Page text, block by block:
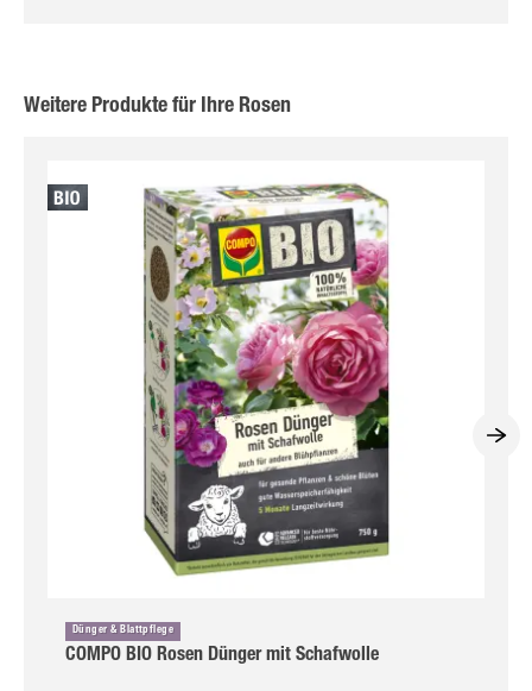
Weitere Produkte für Ihre Rosen
Dünger & Blattpflege
COMPO BIO Rosen Dünger mit Schafwolle